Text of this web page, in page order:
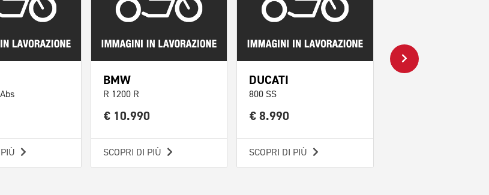
BMW
R 1200 R
€ 10.990
SCOPRI DI PIÙ
DUCATI
800 SS
€ 8.990
SCOPRI DI PIÙ